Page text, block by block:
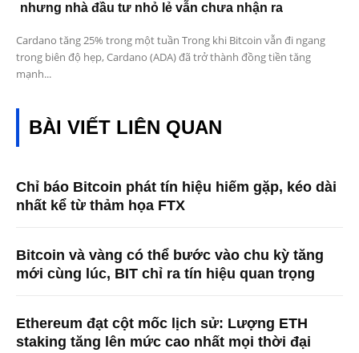
nhưng nhà đầu tư nhỏ lẻ vẫn chưa nhận ra
Cardano tăng 25% trong một tuần Trong khi Bitcoin vẫn đi ngang
trong biên độ hẹp, Cardano (ADA) đã trở thành đồng tiền tăng
mạnh...
BÀI VIẾT LIÊN QUAN
Chỉ báo Bitcoin phát tín hiệu hiếm gặp, kéo dài
nhất kể từ thảm họa FTX
Bitcoin và vàng có thể bước vào chu kỳ tăng
mới cùng lúc, BIT chỉ ra tín hiệu quan trọng
Ethereum đạt cột mốc lịch sử: Lượng ETH
staking tăng lên mức cao nhất mọi thời đại